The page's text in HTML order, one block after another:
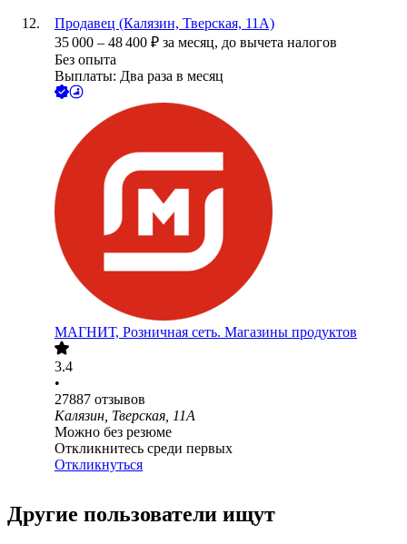
Продавец (Калязин, Тверская, 11А)
35 000 – 48 400 ₽ за месяц, до вычета налогов
Без опыта
Выплаты: Два раза в месяц
МАГНИТ, Розничная сеть. Магазины продуктов
3.4
•
27887 отзывов
Калязин, Тверская, 11А
Можно без резюме
Откликнитесь среди первых
Откликнуться
Другие пользователи ищут